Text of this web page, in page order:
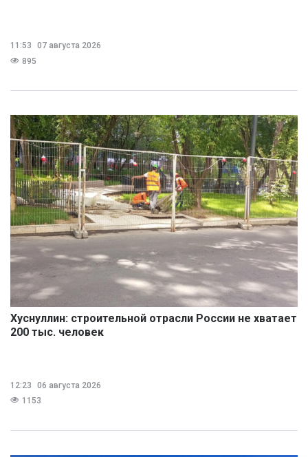
11:53
07 августа 2026
895
Хуснуллин: строительной отрасли России не хватает
200 тыс. человек
12:23
06 августа 2026
1153